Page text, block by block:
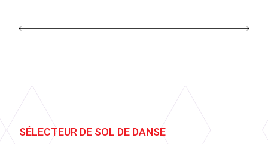
SÉLECTEUR DE SOL DE DANSE